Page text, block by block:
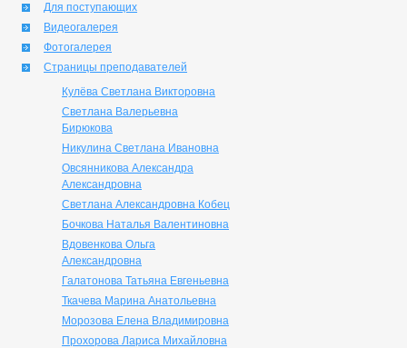
Для поступающих
Видеогалерея
Фотогалерея
Страницы преподавателей
Кулёва Светлана Викторовна
Светлана Валерьевна
Бирюкова
Никулина Светлана Ивановна
Овсянникова Александра
Александровна
Светлана Александровна Кобец
Бочкова Наталья Валентиновна
Вдовенкова Ольга
Александровна
Галатонова Татьяна Евгеньевна
Ткачева Марина Анатольевна
Морозова Елена Владимировна
Прохорова Лариса Михайловна